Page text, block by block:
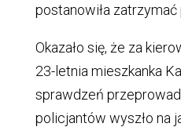
postanowiła zatrzymać
Okazało się, że za
23-letnia mieszkanka
sprawdzeń
policjantów wyszło na